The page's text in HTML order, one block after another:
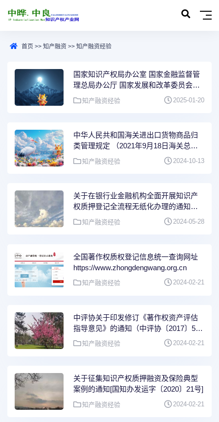
首页 >> 知产融资 >> 知产融资经验
国家知识产权局办公室 国家金融监督管
理总局办公厅 国家发展和改革委员会办
公厅关于发布第二批知识产权质押融资
典型案例的通知（国知办发运字
知产融资经验 2025-01-20
中华人民共和国海关进出口货物商品归
类管理规定 （2021年9月18日海关总署
令第252号公布，自2021年11月1日起施
行）
知产融资经验 2024-10-13
关于在银行业金融机构全面开展知识产
权质押登记全流程无纸化办理的通知
（国知办发运字〔2024〕16号）
知产融资经验 2024-05-28
全国著作权质权登记信息统一查询网址
https://www.zhongdengwang.org.cn
知产融资经验 2024-02-21
中评协关于印发修订《著作权资产评估
指导意见》的通知（中评协〔2017〕50
号）
知产融资经验 2024-02-21
关于征集知识产权质押融资及保险典型
案例的通知[国知办发运字〔2020〕21号]
知产融资经验 2024-02-21